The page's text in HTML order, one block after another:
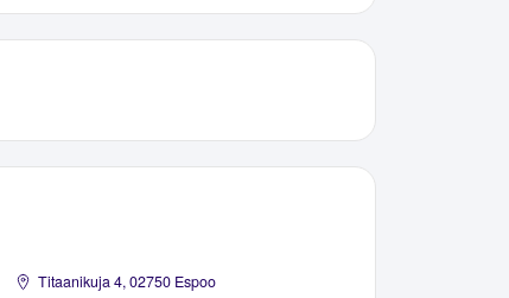
Titaanikuja 4, 02750 Espoo